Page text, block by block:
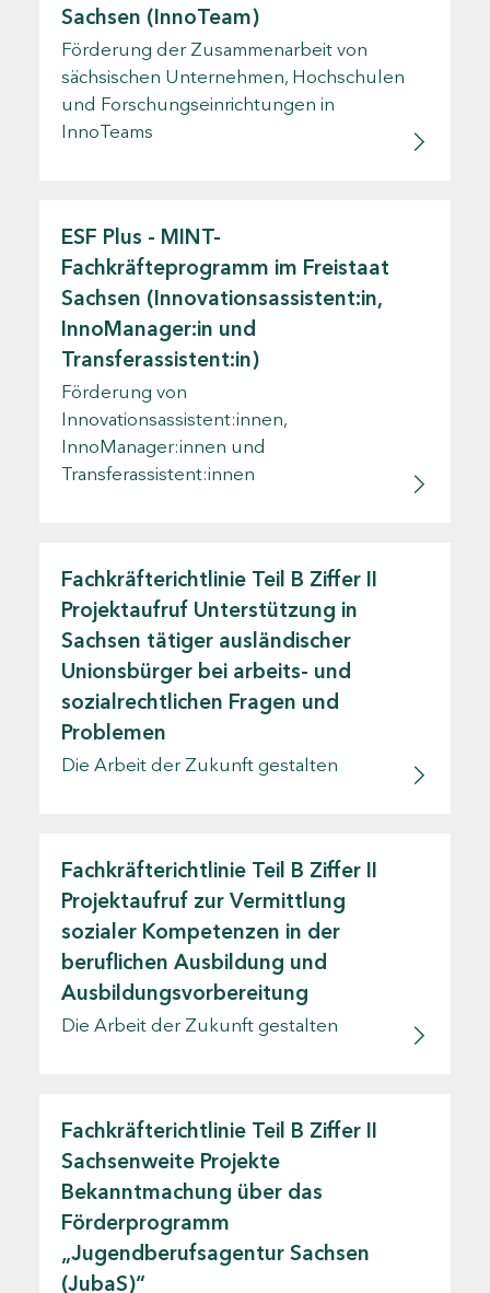
Sachsen (InnoTeam)
Förderung der Zusammenarbeit von
sächsischen Unternehmen, Hochschulen
und Forschungseinrichtungen in
InnoTeams
ESF Plus - MINT-
Fachkräfteprogramm im Freistaat
Sachsen (Innovationsassistent:in,
InnoManager:in und
Transferassistent:in)
Förderung von
Innovationsassistent:innen,
InnoManager:innen und
Transferassistent:innen
Fachkräfterichtlinie Teil B Ziffer II
Projektaufruf Unterstützung in
Sachsen tätiger ausländischer
Unionsbürger bei arbeits- und
sozialrechtlichen Fragen und
Problemen
Die Arbeit der Zukunft gestalten
Fachkräfterichtlinie Teil B Ziffer II
Projektaufruf zur Vermittlung
sozialer Kompetenzen in der
beruflichen Ausbildung und
Ausbildungsvorbereitung
Die Arbeit der Zukunft gestalten
Fachkräfterichtlinie Teil B Ziffer II
Sachsenweite Projekte
Bekanntmachung über das
Förderprogramm
„Jugendberufsagentur Sachsen
(JubaS)“